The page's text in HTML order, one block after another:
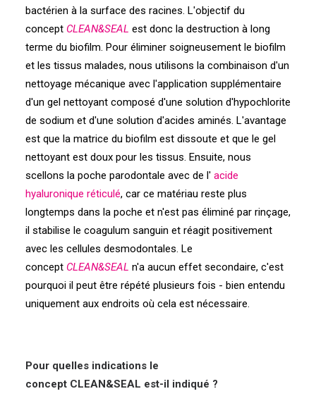
bactérien à la surface des racines. L'objectif du
concept CLEAN&SEAL est donc la destruction à long
terme du biofilm. Pour éliminer soigneusement le biofilm
et les tissus malades, nous utilisons la combinaison d'un
nettoyage mécanique avec l'application supplémentaire
d'un gel nettoyant composé d'une solution d'hypochlorite
de sodium et d'une solution d'acides aminés. L'avantage
est que la matrice du biofilm est dissoute et que le gel
nettoyant est doux pour les tissus. Ensuite, nous
scellons la poche parodontale avec de l' acide
hyaluronique réticulé, car ce matériau reste plus
longtemps dans la poche et n'est pas éliminé par rinçage,
il stabilise le coagulum sanguin et réagit positivement
avec les cellules desmodontales. Le
concept CLEAN&SEAL n'a aucun effet secondaire, c'est
pourquoi il peut être répété plusieurs fois - bien entendu
uniquement aux endroits où cela est nécessaire.
Pour quelles indications le
concept CLEAN&SEAL est-il indiqué ?